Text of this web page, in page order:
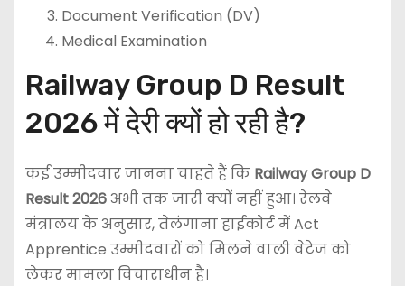
Document Verification (DV)
Medical Examination
Railway Group D Result
2026 में देरी क्यों हो रही है?
कई उम्मीदवार जानना चाहते हैं कि Railway Group D
Result 2026अभी तक जारी क्यों नहीं हुआ। रेलवे
मंत्रालय के अनुसार, तेलंगाना हाईकोर्ट में Act
Apprentice उम्मीदवारों को मिलने वाली वेटेज को
लेकर मामला विचाराधीन है।